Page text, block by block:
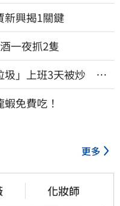
興揭1關鍵
一夜抓2隻
圾」上班3天被炒 找
免費吃！
更多
化妝師